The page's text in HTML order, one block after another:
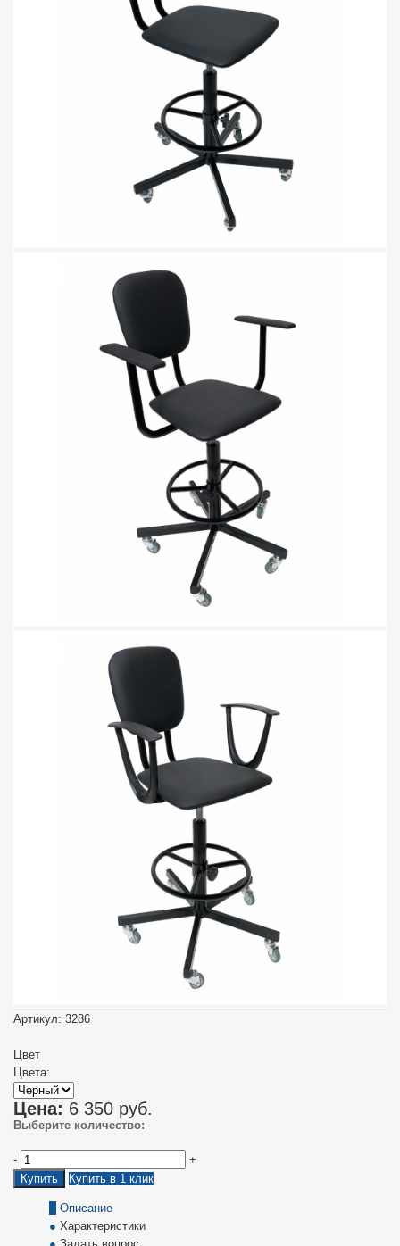
Артикул: 3286
Цвет
Цвета:
Цена: 6 350 руб.
Выберите количество:
-
+
Купить
Купить в 1 клик
Описание
Характеристики